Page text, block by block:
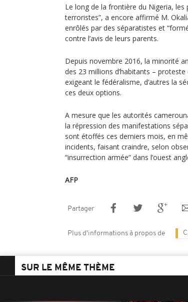
Le long de la frontière du Nigeria,
terroristes”, a encore affirmé M.
enrôlés par des séparatistes et
contre l’avis de leurs parents.
Depuis novembre 2016, la minorité
des 23 millions d’habitants –
exigeant le fédéralisme, d’autres la
ces deux options.
A mesure que les autorités
la répression des manifestations
sont étoffés ces derniers mois, en
incidents, faisant craindre, selon
“insurrection armée” dans l’ouest
AFP
Partager
Plus d'informations à propos de
SUR LE MÊME THÈME